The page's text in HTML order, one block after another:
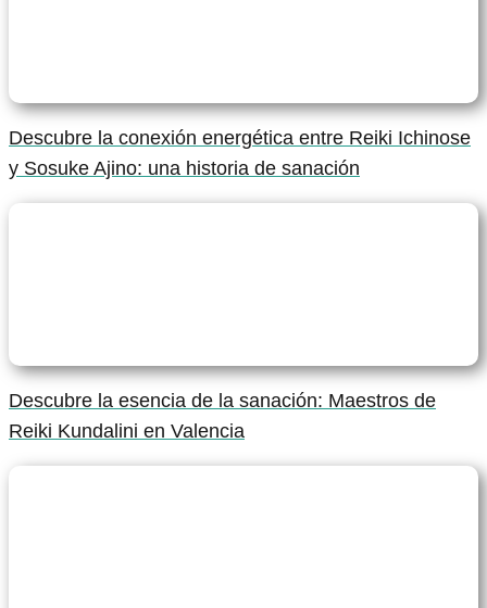
Descubre la conexión energética entre Reiki Ichinose
y Sosuke Ajino: una historia de sanación
Descubre la esencia de la sanación: Maestros de
Reiki Kundalini en Valencia